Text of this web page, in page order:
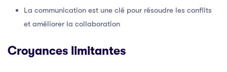
La communication est une clé pour résoudre les conflits
et améliorer la collaboration
Croyances limitantes